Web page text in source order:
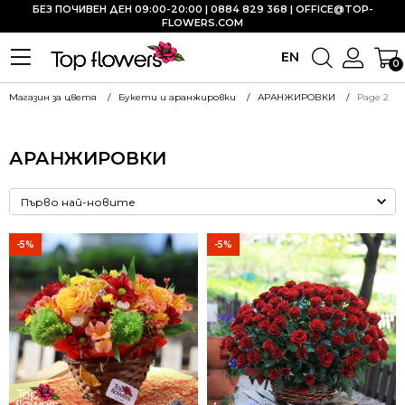
EN 0
БЕЗ ПОЧИВЕН ДЕН 09:00-20:00 | 0884 829 368 | OFFICE@TOP-
FLOWERS.COM
Магазин за цветя Букети и аранжировки АРАНЖИРОВКИ Page 2
АРАНЖИРОВКИ
-5% -5%